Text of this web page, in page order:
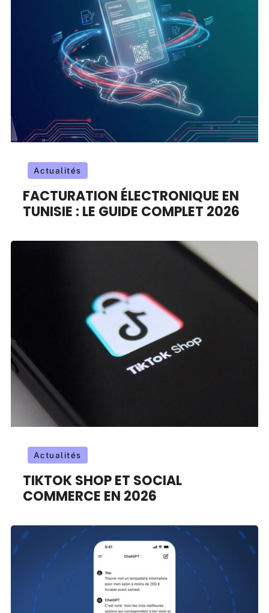
Actualités
FACTURATION ÉLECTRONIQUE EN
TUNISIE : LE GUIDE COMPLET 2026
Actualités
TIKTOK SHOP ET SOCIAL
COMMERCE EN 2026